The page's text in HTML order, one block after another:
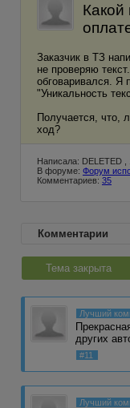
Какой
Заказчик в ТЗ
не проверяю
обговаривался. Я
"Уникальность
Получается, что,
ход?
Написала: DELETED ,
В форуме: Форум
Комментариев: 35
Комментарии
Тема закрыта
Лучший
других
#11
Лучший